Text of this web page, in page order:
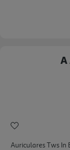
A
Auriculares Tws In